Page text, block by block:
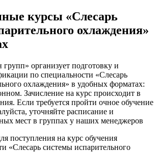
курсы «Слесарь
охлаждения»
организует подготовку и
по специальности «Слесарь
охлаждения» в удобных форматах:
Зачисление на курс происходит в
Если требуется пройти очное обучение
уточняйте расписание и
мест в группах у наших менеджеров
поступления на курс обучения
«Слесарь системы испарительного